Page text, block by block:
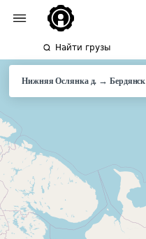
Найти грузы
Нижняя Ослянка д. →Бердянск